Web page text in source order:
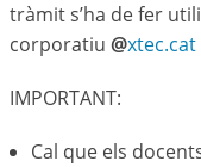
tràmit s’ha de fer
corporatiu @xtec.cat
IMPORTANT:
Cal que els